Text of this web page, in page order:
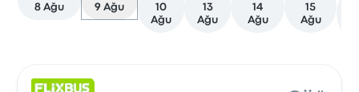
8 Ağu
9 Ağu
10
Ağu
13
Ağu
14
Ağu
15
Ağu